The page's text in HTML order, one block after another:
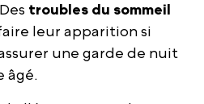
troubles du sommeil
leur apparition si
une garde de nuit
âgé.